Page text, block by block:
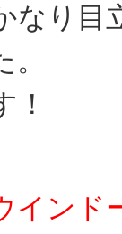
なり目
インド